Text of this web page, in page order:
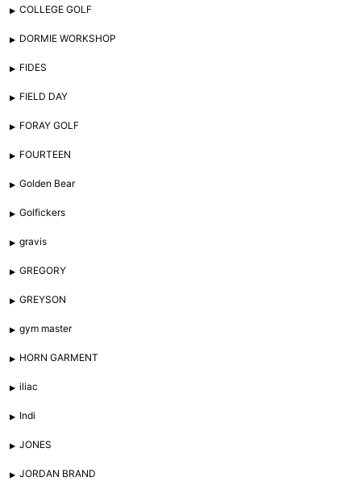
COLLEGE GOLF
DORMIE WORKSHOP
FIDES
FIELD DAY
FORAY GOLF
FOURTEEN
Golden Bear
Golfickers
gravis
GREGORY
GREYSON
gym master
HORN GARMENT
iliac
Indi
JONES
JORDAN BRAND